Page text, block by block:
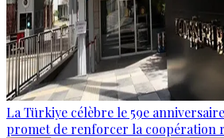
La Türkiye célèbre le 59e
promet de renforcer la coopération